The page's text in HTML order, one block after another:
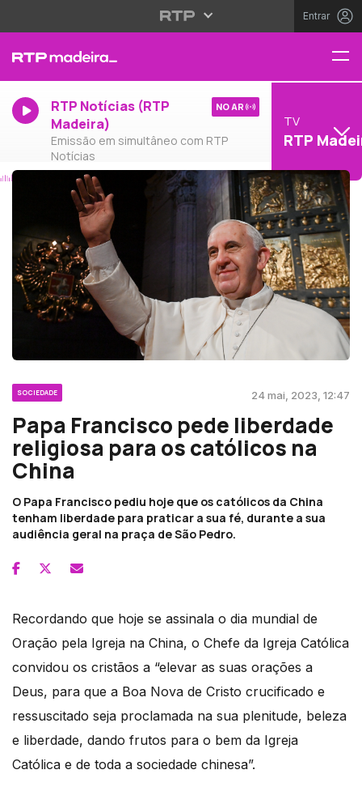
Entrar
RTP Notícias (RTP
Madeira)
Emissão em simultâneo com RTP
Notícias
NO AR
TV
RTP
SOCIEDADE 24 mai, 2023, 12:47
Papa Francisco pede liberdade
religiosa para os católicos na
China
O Papa Francisco pediu hoje que os católicos da China
tenham liberdade para praticar a sua fé, durante a sua
audiência geral na praça de São Pedro.
Recordando que hoje se assinala o dia mundial de
Oração pela Igreja na China, o Chefe da Igreja Católica
convidou os cristãos a “elevar as suas orações a
Deus, para que a Boa Nova de Cristo crucificado e
ressuscitado seja proclamada na sua plenitude, beleza
e liberdade, dando frutos para o bem da Igreja
Católica e de toda a sociedade chinesa”.